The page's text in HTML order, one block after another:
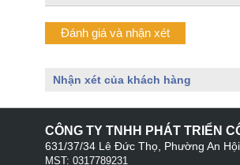
Đánh giá và nhận xét
Nhận xét của khách hàng
CÔNG TY TNHH PHÁT TRIỂN
631/37/34 Lê Đức Thọ, Phường An
MST: 0317789231